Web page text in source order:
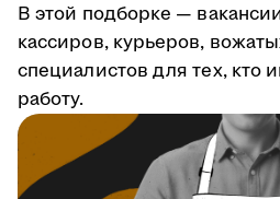
В этой подборке —
кассиров, курьеров,
специалистов для тех, кто
работу.